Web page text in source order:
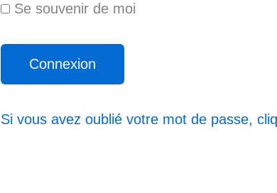
Se souvenir de moi
Si vous avez oublié votre mot de passe,